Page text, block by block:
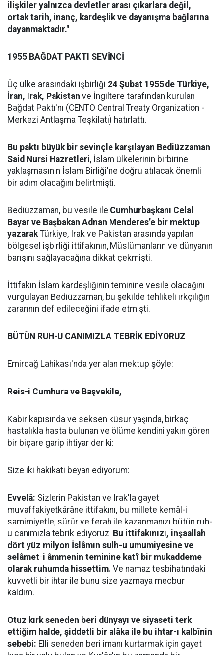
ilişkiler yalnızca devletler arası çıkarlara değil,
ortak tarih, inanç, kardeşlik ve dayanışma bağlarına
dayanmaktadır."
1955 BAĞDAT PAKTI SEVİNCİ
Üç ülke arasındaki işbirliği 24 Şubat 1955'de Türkiye,
İran, Irak, Pakistan ve İngiltere tarafından kurulan
Bağdat Paktı'nı (CENTO Central Treaty Organization -
Merkezi Antlaşma Teşkilatı) hatırlattı.
Bu paktı büyük bir sevinçle karşılayan Bediüzzaman
Said Nursi Hazretleri, İslam ülkelerinin birbirine
yaklaşmasının İslam Birliği'ne doğru atılacak önemli
bir adım olacağını belirtmişti.
Bediüzzaman, bu vesile ile Cumhurbaşkanı Celal
Bayar ve Başbakan Adnan Menderes’e bir mektup
yazarakTürkiye, Irak ve Pakistan arasında yapılan
bölgesel işbirliği ittifakının, Müslümanların ve dünyanın
barışını sağlayacağına dikkat çekmişti.
İttifakın İslam kardeşliğinin teminine vesile olacağını
vurgulayan Bediüzzaman, bu şekilde tehlikeli ırkçılığın
zararının def edileceğini ifade etmişti.
BÜTÜN RUH-U CANIMIZLA TEBRİK EDİYORUZ
Emirdağ Lahikası'nda yer alan mektup şöyle:
Reis-i Cumhura ve Başvekile,
Kabir kapısında ve seksen küsur yaşında, birkaç
hastalıkla hasta bulunan ve ölüme kendini yakın gören
bir biçare garip ihtiyar der ki:
Size iki hakikati beyan ediyorum:
Evvelâ: Sizlerin Pakistan ve Irak'la gayet
muvaffakiyetkârâne ittifakını, bu millete kemâl-i
samimiyetle, sürûr ve ferah ile kazanmanızı bütün ruh-
u canımızla tebrik ediyoruz. Bu ittifakınızı, inşaallah
dört yüz milyon İslâmın sulh-u umumiyesine ve
selâmet-i âmmenin teminine kat'î bir mukaddeme
olarak ruhumda hissettim. Ve namaz tesbihatındaki
kuvvetli bir ihtar ile bunu size yazmaya mecbur
kaldım.
Otuz kırk seneden beri dünyayı ve siyaseti terk
ettiğim halde, şiddetli bir alâka ile bu ihtar-ı kalbînin
sebebi: Elli seneden beri imanı kurtarmak için gayet